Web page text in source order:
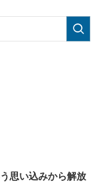
思い込みから解放